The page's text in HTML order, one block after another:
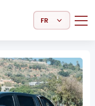
Select Language